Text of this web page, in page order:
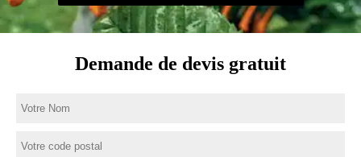
Demande de devis gratuit